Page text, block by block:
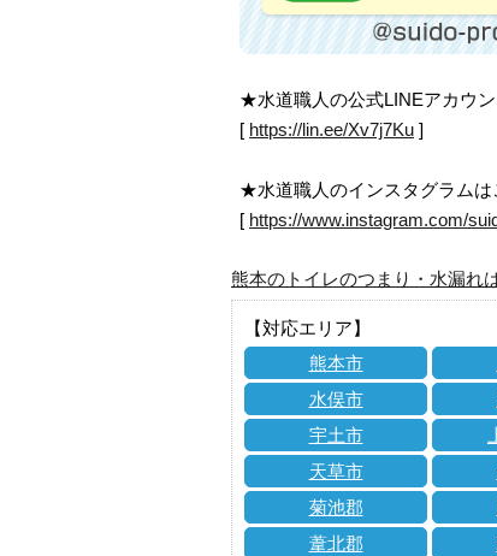
★水道職人の公式LINEアカウン
[ https://lin.ee/Xv7j7Ku ]
★水道職人のインスタグラムは
[ https://www.instagram.com/
熊本のトイレのつまり・水漏れ
【対応エリア】
熊本市
水俣市
宇土市
天草市
菊池郡
葦北郡